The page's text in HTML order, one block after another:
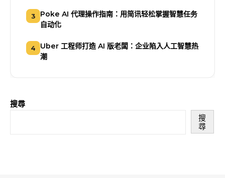
3
Poke AI 代理操作指南：用简讯轻松掌握智慧任务
自动化
4
Uber 工程师打造 AI 版老闆：企业陷入人工智慧热
潮
搜尋
搜
尋